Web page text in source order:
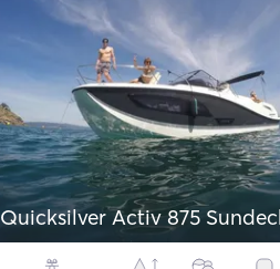
Quicksilver Activ 875